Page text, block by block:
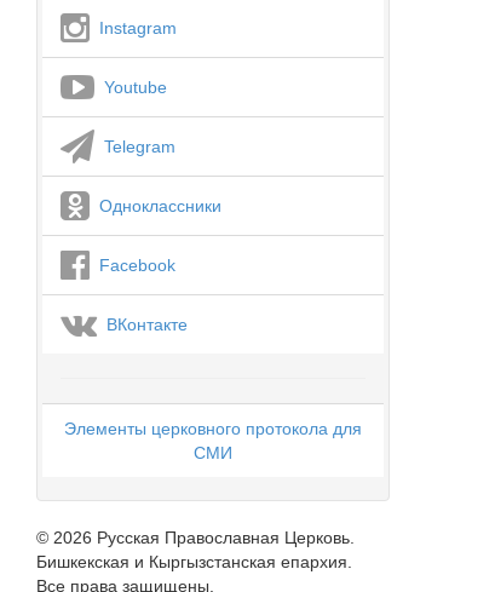
Instagram
Youtube
Telegram
Одноклассники
Facebook
ВКонтакте
Элементы церковного протокола для
СМИ
© 2026 Русская Православная Церковь.
Бишкекская и Кыргызстанская епархия.
Все права защищены.